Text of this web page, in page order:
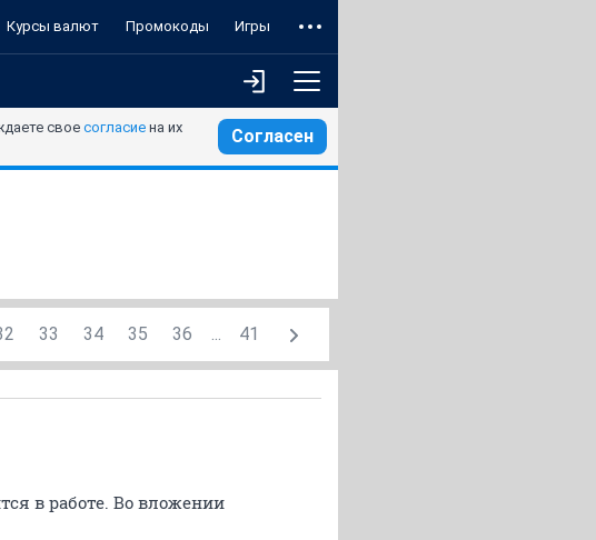
Курсы валют Промокоды Игры
свое согласие на их
Согласен
33 34 35 36 ... 41
в работе. Во вложении